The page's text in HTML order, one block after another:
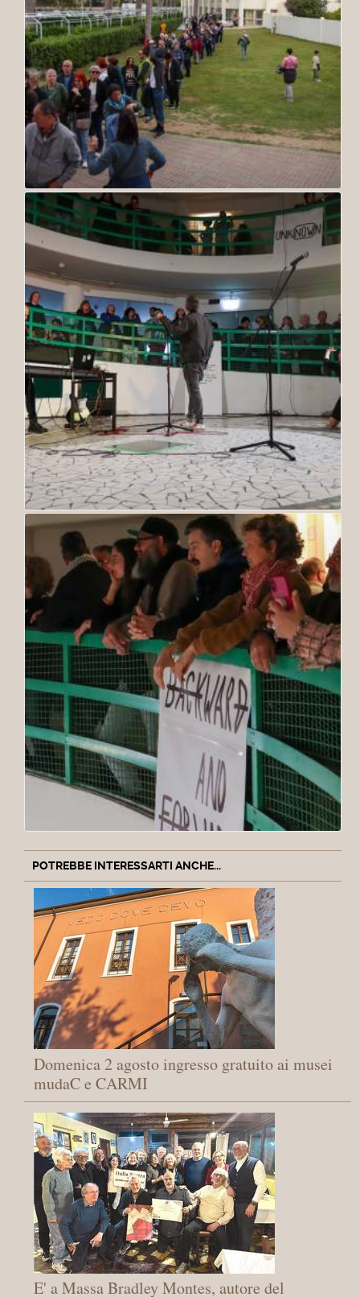
POTREBBE INTERESSARTI ANCHE...
Domenica 2 agosto ingresso gratuito ai musei
mudaC e CARMI
E' a Massa Bradley Montes, autore del